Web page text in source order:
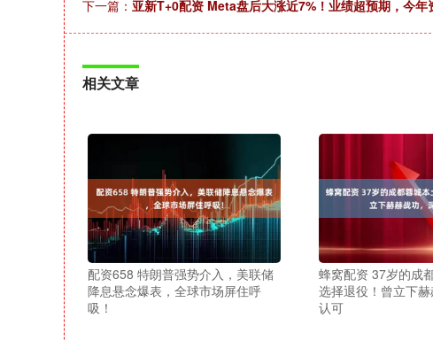
下一篇： 亚新T+0配资 Meta盘后大涨近7%！业绩超预期，今年
相关文章
配资658 特朗普强势介入，美联储
降息悬念爆表，全球市场屏住呼
吸！
蜂窝配资 37岁的成
选择退役！曾立下
认可